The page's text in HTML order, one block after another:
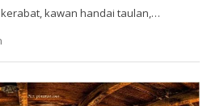
kawan handai taulan,…